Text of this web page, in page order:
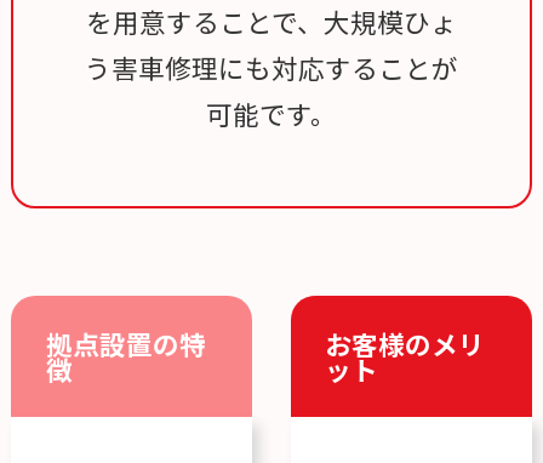
を用意することで、大規模ひょ
う害車修理にも対応することが
可能です。
拠点設置の特
徴
お客様のメリ
ット